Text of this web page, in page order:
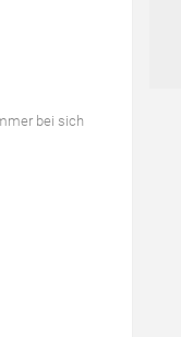
bei sich